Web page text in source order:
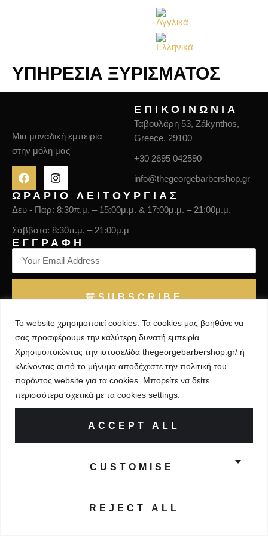
Το website χρησιμοποιεί cookies . Τα cookies μας βοηθάνε να
σας προσφέρουμε την καλύτερη δυνατή εμπειρία.
Χρησιμοποιώντας την ιστοσελίδα thegeorgebarbershop.gr/ ή
κλείνοντας αυτό το μήνυμα αποδέχεστε την πολιτική του
παρόντος website για τα cookies Μπορείτε να δείτε
περισσότερα σχετικά με τα cookies settings
CUSTOMISE
REJECT ALL
ACCEPT ALL
ΥΠΗΡΕΣΊΑ ΞΥΡΊΣΜΑΤΟΣ
Μια μοναδική εμπειρία
στην μόλη μας
ΕΠΙΚΟΙΝΩΝΙΑ
Ταβουλάρη 53, Zákynthos,
Greece, 29100
+30 2695 042590
info@thegeorgebarbershop.gr
ΩΡΑΡΙΟ ΛΕΙΤΟΥΡΓΙΑΣ
Δευ - Παρ: 8:30π.μ. – 15:00μ.μ. & 17:00μ.μ. – 21:00μ.μ.
Σάββατο: 8:30π.μ. – 21:00μ.μ
ΕΓΓΡΑΦΗ
SUBSCRIBE
© All Rights Reserved | Developed byAdcode
Πολιτική Απορρήτου